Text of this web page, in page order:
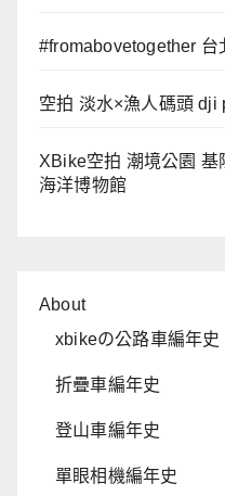
#fromabovetogether 台
空拍 淡水×漁人碼頭 dji
XBike空拍 潮境公園 基
海洋博物館
About
xbikeの公路車編年史
折疊車編年史
登山車編年史
單眼相機編年史